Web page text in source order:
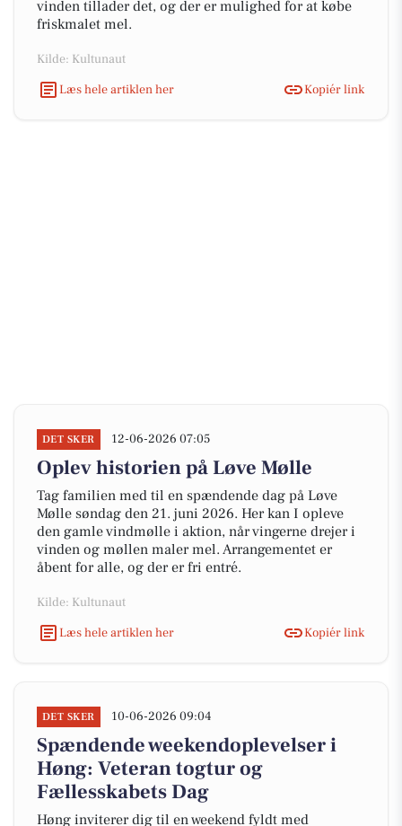
vinden tillader det, og der er mulighed for at købe
friskmalet mel.
Kilde: Kultunaut
Læs hele artiklen her
Kopiér link
DET SKER 12-06-2026 07:05
Oplev historien på Løve Mølle
Tag familien med til en spændende dag på Løve
Mølle søndag den 21. juni 2026. Her kan I opleve
den gamle vindmølle i aktion, når vingerne drejer i
vinden og møllen maler mel. Arrangementet er
åbent for alle, og der er fri entré.
Kilde: Kultunaut
Læs hele artiklen her
Kopiér link
DET SKER 10-06-2026 09:04
Spændende weekendoplevelser i
Høng: Veteran togtur og
Fællesskabets Dag
Høng inviterer dig til en weekend fyldt med